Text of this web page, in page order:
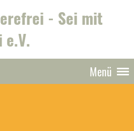
- Sei mit
e.V.
Menü